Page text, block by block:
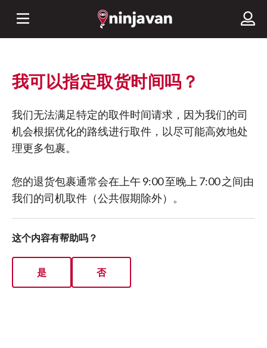
我可以指定取货时间吗？
我们无法满足特定的取件时间请求，因为我们的司
机会根据优化的路线进行取件，以尽可能高效地处
理更多包裹。
您的退货包裹通常会在上午 9:00 至晚上 7:00 之间由
我们的司机取件（公共假期除外）。
这个内容有帮助吗？
是 否